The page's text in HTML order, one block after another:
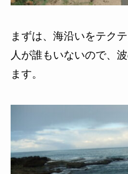
まずは、海沿いをテク
人が誰もいないので、
ます。